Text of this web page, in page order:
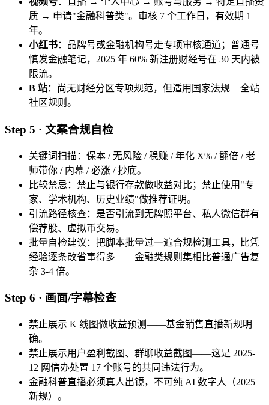
质 → 申请"金融科普类"。审核 7 个工作日，有效期 1
年。
小红书：品牌号或金融机构号走专项审核通道；普通号
慎发金融笔记，2025 年 60% 新注册财经号在 30 天内被
限流。
B 站：尚无财经分区专项规范，但适用国家法规 + 全站
社区规则。
Step 5 · 文案合规自检
关键词扫描：保本 / 无风险 / 稳赚 / 年化 X% / 翻倍 / 老
师带你 / 内幕 / 必涨 / 抄底。
比较禁忌：禁止与银行存款做收益对比；禁止使用"专
家、学术机构、历史业绩"做推荐证明。
引流路径核查：是否引流到无牌照平台、私人微信群有
偿荐股、虚拟币交易。
批量自检建议：把脚本批量过一遍合规检测工具，比凭
经验逐条改省事得多——金融类规则集相比普通广告复
杂 3-4 倍。
Step 6 · 画面/字幕检查
禁止展示 K 线图做收益预测——基金销售直播新规明
确。
禁止展示用户盈利截图、群聊收益截图——这是 2025-
12 网信办处置 17 个账号的共同违法行为。
金融科普直播必须真人出镜，不可纯 AI 数字人（2025
新规）。